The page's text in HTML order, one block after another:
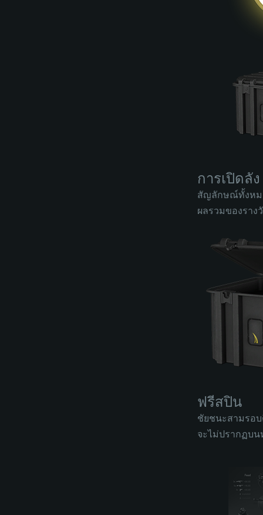
การเปิดลัง
สัญลักษณ์ทั้งหม
ผลรวมของราง
ฟรีสปิน
ชัยชนะสามรอ
จะไม่ปรากฏบ